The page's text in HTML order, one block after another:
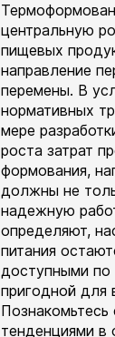
центральную
пищевых
направление
перемены. В
нормативных
мере
роста затрат
формования,
должны не
надежную
определяют,
питания
доступными по
пригодной для
тенденциями в